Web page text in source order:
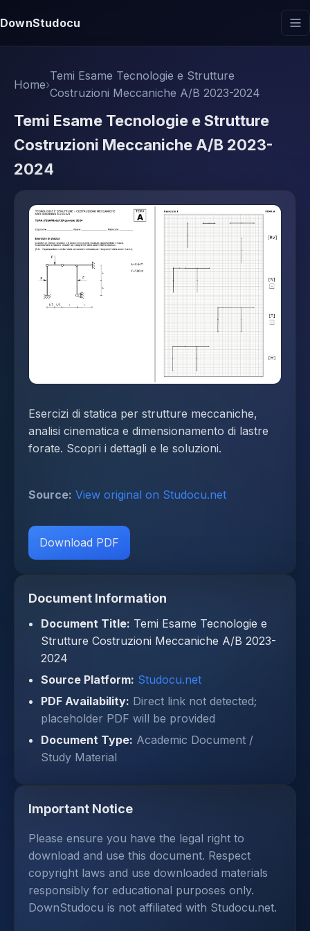
DownStudocu
Home›
Temi Esame Tecnologie e Strutture
Costruzioni Meccaniche A/B 2023-2024
Temi Esame Tecnologie e Strutture
Costruzioni Meccaniche A/B 2023-
2024
Esercizi di statica per strutture meccaniche,
analisi cinematica e dimensionamento di lastre
forate. Scopri i dettagli e le soluzioni.
Source: View original on Studocu.net
Download PDF
Document Information
Document Title: Temi Esame Tecnologie e
Strutture Costruzioni Meccaniche A/B 2023-
2024
Source Platform: Studocu.net
PDF Availability: Direct link not detected;
placeholder PDF will be provided
Document Type: Academic Document /
Study Material
Important Notice
Please ensure you have the legal right to
download and use this document. Respect
copyright laws and use downloaded materials
responsibly for educational purposes only.
DownStudocu is not affiliated with Studocu.net.